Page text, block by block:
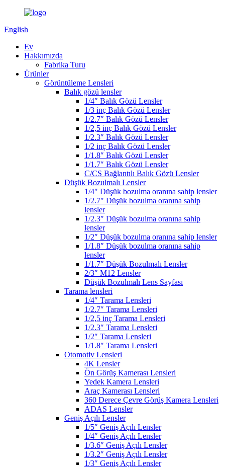
English
Ev
Hakkımızda
Fabrika Turu
Ürünler
Görüntüleme Lensleri
Balık gözü lensler
1/4″ Balık Gözü Lensler
1/3 inç Balık Gözü Lensler
1/2.7″ Balık Gözü Lensler
1/2,5 inç Balık Gözü Lensler
1/2.3″ Balık Gözü Lensler
1/2 inç Balık Gözü Lensler
1/1.8″ Balık Gözü Lensler
1/1.7″ Balık Gözü Lensler
C/CS Bağlantılı Balık Gözü Lensler
Düşük Bozulmalı Lensler
1/4″ Düşük bozulma oranına sahip lensler
1/2.7″ Düşük bozulma oranına sahip
lensler
1/2.3″ Düşük bozulma oranına sahip
lensler
1/2″ Düşük bozulma oranına sahip lensler
1/1.8″ Düşük bozulma oranına sahip
lensler
1/1.7″ Düşük Bozulmalı Lensler
2/3″ M12 Lensler
Düşük Bozulmalı Lens Sayfası
Tarama lensleri
1/4″ Tarama Lensleri
1/2.7″ Tarama Lensleri
1/2,5 inç Tarama Lensleri
1/2.3″ Tarama Lensleri
1/2″ Tarama Lensleri
1/1.8″ Tarama Lensleri
Otomotiv Lensleri
4K Lensler
Ön Görüş Kamerası Lensleri
Yedek Kamera Lensleri
Araç Kamerası Lensleri
360 Derece Çevre Görüş Kamera Lensleri
ADAS Lensler
Geniş Açılı Lensler
1/5″ Geniş Açılı Lensler
1/4″ Geniş Açılı Lensler
1/3.6″ Geniş Açılı Lensler
1/3.2″ Geniş Açılı Lensler
1/3″ Geniş Açılı Lensler